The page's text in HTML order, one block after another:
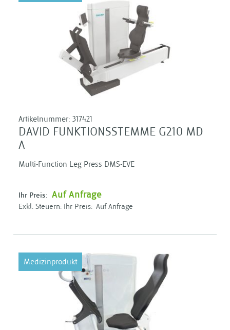
Artikelnummer: 317421
DAVID FUNKTIONSSTEMME G210 MD
A
Multi-Function Leg Press DMS-EVE
Ihr Preis: Auf Anfrage
Ihr Preis: Auf Anfrage
Medizinprodukt